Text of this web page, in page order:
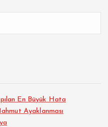
En Büyük Hata
Ayaklanması